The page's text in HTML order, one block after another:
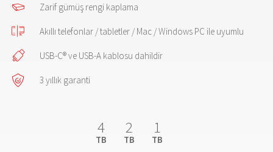
Zarif gümüş rengi kaplama
Akıllı telefonlar / tabletler / Mac / Windows PC ile uyumlu
USB-C® ve USB-A kablosu dahildir
3 yıllık garanti
4
TB
2
TB
1
TB